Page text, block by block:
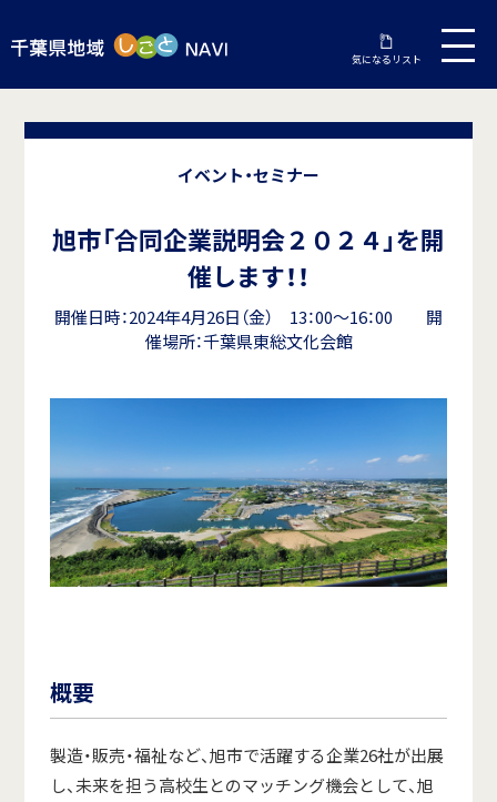
気になるリスト
イベント・セミナー
旭市「合同企業説明会２０２４」を開
催します！！
開催日時：2024年4月26日（金） 13：00～16：00 開
催場所：千葉県東総文化会館
概要
製造・販売・福祉など、旭市で活躍する企業26社が出展
し、未来を担う高校生とのマッチング機会として、旭